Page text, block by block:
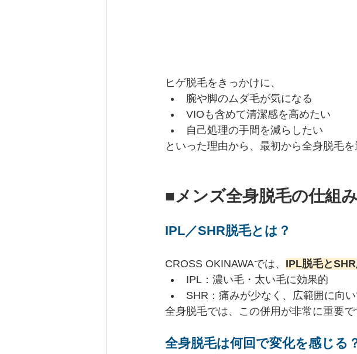
ヒゲ脱毛をきっかけに、
腕や脚のムダ毛が気になる
VIOも含めて清潔感を高めたい
自己処理の手間を減らしたい
といった理由から、最初から全身脱毛を
■メンズ全身脱毛の仕組
IPL／SHR脱毛とは？
CROSS OKINAWAでは、 IPL脱毛と
IPL：濃い毛・太い毛に効果的
SHR：痛みが少なく、広範囲に向
全身脱毛では、この併用が非常に重要で
全身脱毛は何回で変化を感じる